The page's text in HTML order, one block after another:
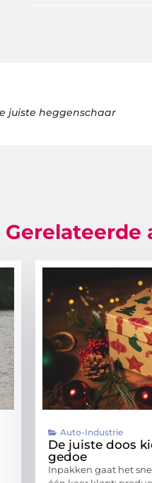
juiste heggenschaar
Gerelateerde
Auto-Industrie
De juiste doos
gedoe
Inpakken gaat het